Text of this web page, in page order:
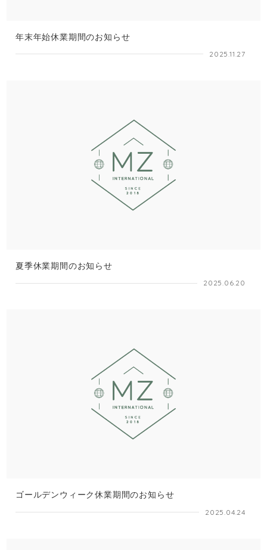
年末年始休業期間のお知らせ
2025.11.27
夏季休業期間のお知らせ
2025.06.20
ゴールデンウィーク休業期間のお知らせ
2025.04.24